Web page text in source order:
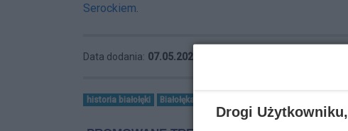
Serockiem.
Data dodania: 07.05.2024 10:49
historia białołęki Białołęka
Drogi Użytkowniku,